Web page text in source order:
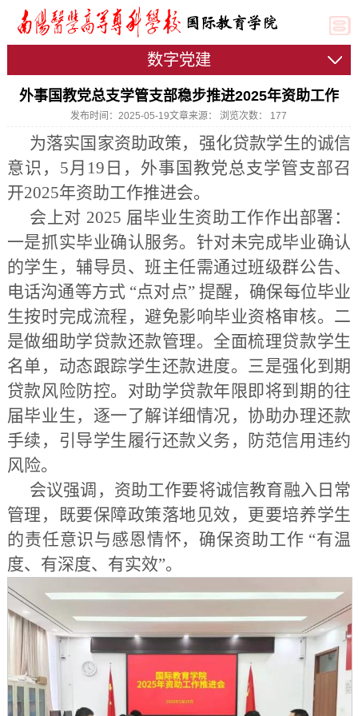
数字党建
外事国教党总支学管支部稳步推进2025年资助工作
发布时间：2025-05-19文章来源：浏览次数： 177
为落实国家资助政策，强化贷款学生的诚信
意识，5月19日，外事国教党总支学管支部召
开2025年资助工作推进会。
会上对 2025 届毕业生资助工作作出部署：
一是抓实毕业确认服务。针对未完成毕业确认
的学生，辅导员、班主任需通过班级群公告、
电话沟通等方式 “点对点” 提醒，确保每位毕业
生按时完成流程，避免影响毕业资格审核。二
是做细助学贷款还款管理。全面梳理贷款学生
名单，动态跟踪学生还款进度。三是强化到期
贷款风险防控。对助学贷款年限即将到期的往
届毕业生，逐一了解详细情况，协助办理还款
手续，引导学生履行还款义务，防范信用违约
风险。
会议强调，资助工作要将诚信教育融入日常
管理，既要保障政策落地见效，更要培养学生
的责任意识与感恩情怀，确保资助工作 “有温
度、有深度、有实效”。